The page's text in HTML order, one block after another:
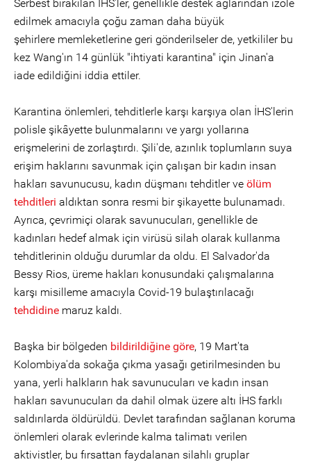
Serbest bırakılan İHS'ler, genellikle destek ağlarından izole
edilmek amacıyla çoğu zaman daha büyük
şehirlere memleketlerine geri gönderilseler de, yetkililer bu
kez Wang'ın 14 günlük "ihtiyati karantina" için Jinan'a
iade edildiğini iddia ettiler.
Karantina önlemleri, tehditlerle karşı karşıya olan İHS'lerin
polisle şikâyette bulunmalarını ve yargı yollarına
erişmelerini de zorlaştırdı. Şili'de, azınlık toplumların suya
erişim haklarını savunmak için çalışan bir kadın insan
hakları savunucusu, kadın düşmanı tehditler ve ölüm
tehditleri aldıktan sonra resmi bir şikayette bulunamadı.
Ayrıca, çevrimiçi olarak savunucuları, genellikle de
kadınları hedef almak için virüsü silah olarak kullanma
tehditlerinin olduğu durumlar da oldu. El Salvador'da
Bessy Rios, üreme hakları konusundaki çalışmalarına
karşı misilleme amacıyla Covid-19 bulaştırılacağı
tehdidine maruz kaldı.
Başka bir bölgeden bildirildiğine göre, 19 Mart'ta
Kolombiya'da sokağa çıkma yasağı getirilmesinden bu
yana, yerli halkların hak savunucuları ve kadın insan
hakları savunucuları da dahil olmak üzere altı İHS farklı
saldırılarda öldürüldü. Devlet tarafından sağlanan koruma
önlemleri olarak evlerinde kalma talimatı verilen
aktivistler, bu fırsattan faydalanan silahlı gruplar